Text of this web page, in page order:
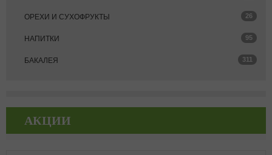
ОРЕХИ И СУХОФРУКТЫ 26
НАПИТКИ 95
БАКАЛЕЯ 311
АКЦИИ